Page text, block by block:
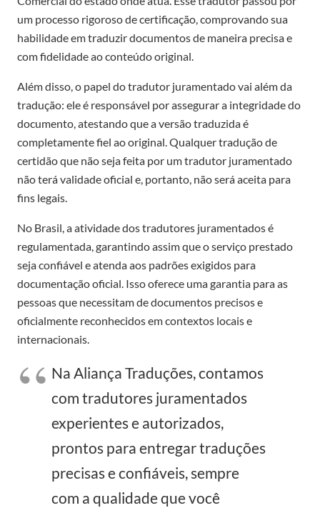
um processo rigoroso de certificação, comprovando sua
habilidade em traduzir documentos de maneira precisa e
com fidelidade ao conteúdo original.
Além disso, o papel do tradutor juramentado vai além da
tradução: ele é responsável por assegurar a integridade do
documento, atestando que a versão traduzida é
completamente fiel ao original. Qualquer tradução de
certidão que não seja feita por um tradutor juramentado
não terá validade oficial e, portanto, não será aceita para
fins legais.
No Brasil, a atividade dos tradutores juramentados é
regulamentada, garantindo assim que o serviço prestado
seja confiável e atenda aos padrões exigidos para
documentação oficial. Isso oferece uma garantia para as
pessoas que necessitam de documentos precisos e
oficialmente reconhecidos em contextos locais e
internacionais.
Na Aliança Traduções, contamos
com tradutores juramentados
experientes e autorizados,
prontos para entregar traduções
precisas e confiáveis, sempre
com a qualidade que você